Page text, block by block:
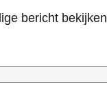
bericht bekijken